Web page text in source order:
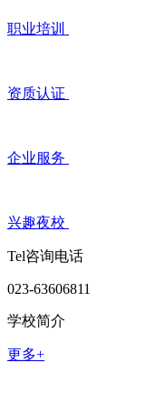
职业培训
资质认证
企业服务
兴趣夜校
Tel咨询电话
023-63606811
学校简介
更多+